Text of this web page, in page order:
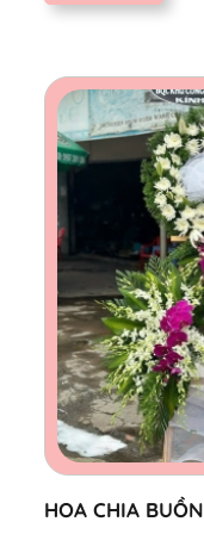
HOA CHIA BUỒN